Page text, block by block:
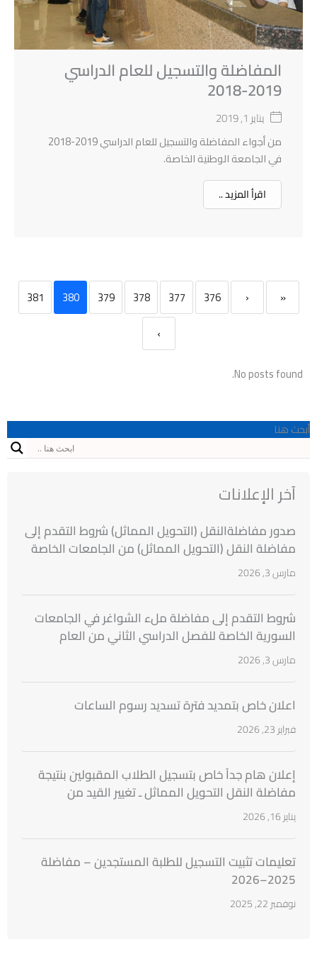
المفاضلة والتسجيل للعام الدراسي
2019-2018
يناير 1, 2019
من أجواء المفاضلة والتسجيل للعام الدراسي 2019-2018
في الجامعة الوطنية الخاصة.
اقرأ المزيد ..
«
‹
376
377
378
379
380
381
›
No posts found.
أبحث هنا
آخر الإعلانات
صدور مفاضلةالنقل (التحويل المماثل) شروط التقدم إلى
مفاضلة النقل (التحويل المماثل) من الجامعات الخاصة
السورية إلى الجامعات الخاصة السورية للطلاب
المقبولين بنتائج مفاضلة القبول الجامعي للعام
الدراسي 2025/2026
مارس 3, 2026
شروط التقدم إلى مفاضلة ملء الشواغر في الجامعات
السورية الخاصة للفصل الدراسي الثاني من العام
الدراسي 2025 ــ 2026
مارس 3, 2026
اعلان خاص بتمديد فترة تسديد رسوم الساعات
فبراير 23, 2026
إعلان هام جداً خاص بتسجيل الطلاب المقبولين بنتيجة
مفاضلة النقل التحويل المماثل ـ تغيير القيد من
الجامعات السورية
يناير 16, 2026
تعليمات تثبيت التسجيل للطلبة المستجدين – مفاضلة
2025–2026
نوفمبر 22, 2025